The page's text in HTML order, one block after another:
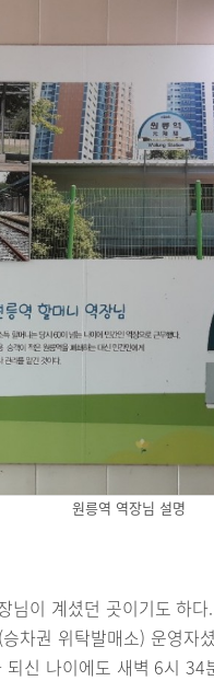
원릉역 역장님 설명
님이 계셨던 곳이기도 하
차권 위탁발매소) 운영자
신 나이에도 새벽 6시